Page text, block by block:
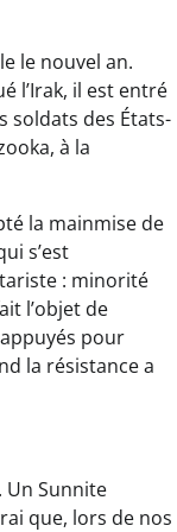
le nouvel an.
l’Irak, il est entré
soldats des États-
à la
la mainmise de
s’est
: minorité
l’objet de
pour
la résistance a
Un Sunnite
que, lors de nos